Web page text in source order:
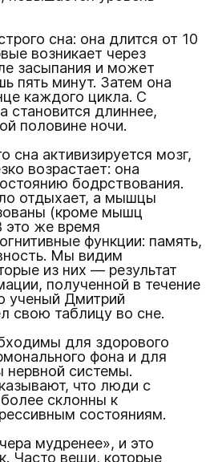
сна: она длится от 10
возникает через
засыпания и может
пять минут. Затем она
каждого цикла. С
длиннее,
половине ночи.
сна активизируется мозг,
возрастает: она
бодрствования.
отдыхает, а мышцы
(кроме мышц
это же время
функции: память,
Мы видим
из них — результат
полученной в течение
ученый Дмитрий
свою таблицу во сне.
для здорового
фона и для
нервной системы.
что люди с
склонны к
состояниям.
мудренее», и это
Часто вещи, которые